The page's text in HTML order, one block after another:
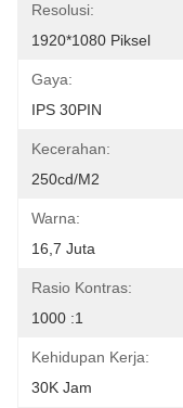
Resolusi:
1920*1080 Piksel
Gaya:
IPS 30PIN
Kecerahan:
250cd/m2
Warna:
16,7 Juta
Rasio Kontras:
1000 :1
Kehidupan Kerja:
30K Jam